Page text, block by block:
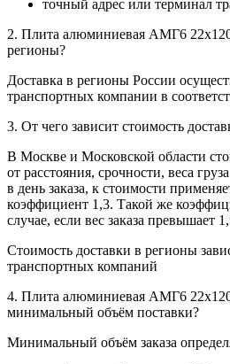
точный адрес или терминал
2. Плита алюминиевая АМГ6
регионы?
Доставка в регионы России
транспортных компании в
3. От чего зависит стоимость
В Москве и Московской области
от расстояния, срочности, веса
в день заказа, к стоимости
коэффициент 1,3. Такой же
случае, если вес заказа превышает
Стоимость доставки в регионы
транспортных компаний
4. Плита алюминиевая АМГ6
минимальный объём поставки?
Минимальный объём заказа